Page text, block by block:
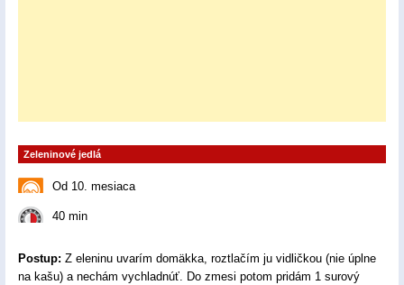
Zeleninové jedlá
Od 10. mesiaca
40 min
Postup: Z eleninu uvarím domäkka, roztlačím ju vidličkou (nie úplne
na kašu) a nechám vychladnúť. Do zmesi potom pridám 1 surový